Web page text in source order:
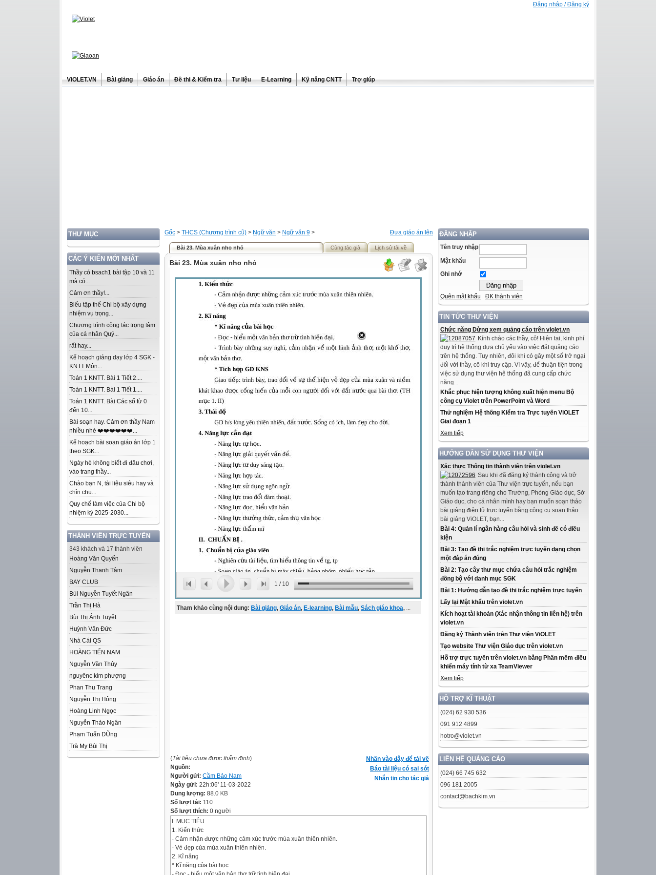
Đăng nhập / Đăng ký
ViOLET.VN Bài giảng Giáo án Đề thi & Kiểm tra Tư liệu E-Learning Kỹ năng CNTT Trợ giúp
THƯ MỤC
CÁC Ý KIẾN MỚI NHẤT
Thầy có bsach1 bài tập 10 và 11
mà có...
Cảm ơn thầy!...
Biểu tập thể Chi bộ xây dựng
nhiệm vụ trọng...
Chương trình công tác trọng tâm
của cá nhân Quý...
rất hay...
Kế hoạch giảng dạy lớp 4 SGK -
KNTT Môn...
Toán 1 KNTT. Bài 1 Tiết 2....
Toán 1 KNTT. Bài 1 Tiết 1....
Toán 1 KNTT. Bài Các số từ 0
đến 10...
Bài soạn hay. Cảm ơn thầy Nam
nhiều nhé ❤️❤️❤️❤️❤️❤️...
Kế hoạch bài soạn giáo án lớp 1
theo SGK...
Ngày hè không biết đi đâu chơi,
vào trang thầy...
Chào bạn N, tài liệu siêu hay và
chỉn chu...
Quy chế làm việc của Chi bộ
nhiệm kỳ 2025-2030...
THÀNH VIÊN TRỰC TUYẾN
343 khách và 17 thành viên
Hoàng Văn Quyến
Nguyễn Thanh Tâm
BAY CLUB
Bùi Nguyễn Tuyết Ngân
Trần Thị Hà
Bùi Thị Ánh Tuyết
Huỳnh Văn Đức
Nhà Cái QS
HOÀNG TIẾN NAM
Nguyễn Văn Thủy
nguyênc kim phượng
Phan Thu Trang
Nguyễn Thị Hông
Hoàng Linh Ngọc
Nguyễn Thảo Ngân
Phạm Tuấn DŨng
Trà My Bùi Thị
ĐĂNG NHẬP
Tên truy nhập
Mật khẩu
Ghi nhớ
Quên mật khẩu ĐK thành viên
TIN TỨC THƯ VIỆN
Chức năng Dừng xem quảng cáo trên violet.vn
Kính chào các thầy, cô! Hiện tại, kinh phí
duy trì hệ thống dựa chủ yếu vào việc đặt quảng cáo
trên hệ thống. Tuy nhiên, đôi khi có gây một số trở ngại
đối với thầy, cô khi truy cập. Vì vậy, để thuận tiện trong
việc sử dụng thư viện hệ thống đã cung cấp chức
năng...
Khắc phục hiện tượng không xuất hiện menu Bộ
công cụ Violet trên PowerPoint và Word
Thử nghiệm Hệ thống Kiểm tra Trực tuyến ViOLET
Giai đoạn 1
Xem tiếp
HƯỚNG DẪN SỬ DỤNG THƯ VIỆN
Xác thực Thông tin thành viên trên violet.vn
Sau khi đã đăng ký thành công và trở
thành thành viên của Thư viện trực tuyến, nếu bạn
muốn tạo trang riêng cho Trường, Phòng Giáo dục, Sở
Giáo dục, cho cá nhân mình hay bạn muốn soạn thảo
bài giảng điện tử trực tuyến bằng công cụ soạn thảo
bài giảng ViOLET, bạn...
Bài 4: Quản lí ngân hàng câu hỏi và sinh đề có điều
kiện
Bài 3: Tạo đề thi trắc nghiệm trực tuyến dạng chọn
một đáp án đúng
Bài 2: Tạo cây thư mục chứa câu hỏi trắc nghiệm
đồng bộ với danh mục SGK
Bài 1: Hướng dẫn tạo đề thi trắc nghiệm trực tuyến
Lấy lại Mật khẩu trên violet.vn
Kích hoạt tài khoản (Xác nhận thông tin liên hệ) trên
violet.vn
Đăng ký Thành viên trên Thư viện ViOLET
Tạo website Thư viện Giáo dục trên violet.vn
Hỗ trợ trực tuyến trên violet.vn bằng Phần mềm điều
khiển máy tính từ xa TeamViewer
Xem tiếp
HỖ TRỢ KĨ THUẬT
(024) 62 930 536
091 912 4899
hotro@violet.vn
LIÊN HỆ QUẢNG CÁO
(024) 66 745 632
096 181 2005
contact@bachkim.vn
Đưa giáo án lên
Gốc > THCS (Chương trình cũ) > Ngữ văn > Ngữ văn 9 >
Bài 23. Mùa xuân nho nhỏ Cùng tác giả Lịch sử tải về
Bài 23. Mùa xuân nho nhỏ
1 / 10
Tham khảo cùng nội dung: Bài giảng, Giáo án, E-learning, Bài mẫu, Sách giáo khoa, ...
Nhấn vào đây để tải về
Báo tài liệu có sai sót
Nhắn tin cho tác giả
(Tài liệu chưa được thẩm định)
Nguồn:
Người gửi: Cầm Bảo Nam
Ngày gửi: 22h:06' 11-03-2022
Dung lượng: 88.0 KB
Số lượt tải: 110
Số lượt thích: 0 người
I. MỤC TIÊU
1. Kiến thức
- Cảm nhận được những cảm xúc trước mùa xuân thiên nhiên.
- Vẻ đẹp của mùa xuân thiên nhiên.
2. Kĩ năng
* Kĩ năng của bài học